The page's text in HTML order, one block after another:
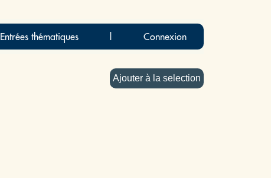
Entrées thématiques Connexion
Ajouter à la selection